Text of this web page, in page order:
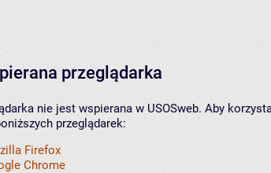
przeglądarka
nie jest wspierana w USOSweb. Aby
przeglądarek:
Firefox
Chrome